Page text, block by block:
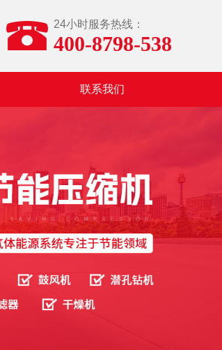
24小时服务热线：
400-8798-538
联系我们